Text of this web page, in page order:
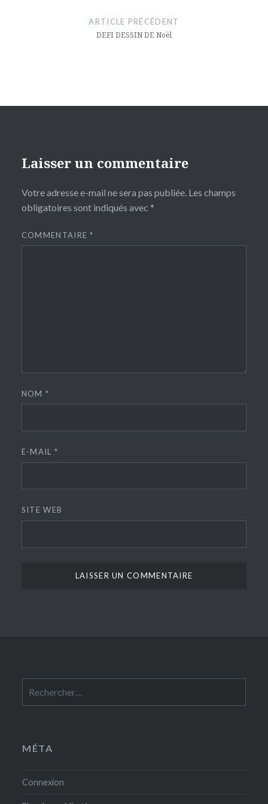
ARTICLE PRÉCÉDENT
DEFI DESSIN DE Noël
Laisser un commentaire
Votre adresse e-mail ne sera pas publiée. Les champs
obligatoires sont indiqués avec *
COMMENTAIRE*
NOM*
E-MAIL *
SITE WEB
MÉTA
Connexion